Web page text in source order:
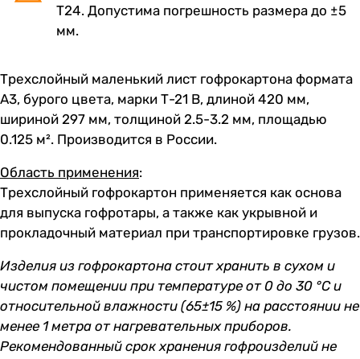
Т24. Допустима погрешность размера до ±5
мм.
Трехслойный маленький лист гофрокартона формата
А3, бурого цвета, марки Т-21 В, длиной 420 мм,
шириной 297 мм, толщиной 2.5-3.2 мм, площадью
0.125 м². Производится в России.
Область применения:
Трехслойный гофрокартон применяется как основа
для выпуска гофротары, а также как укрывной и
прокладочный материал при транспортировке грузов.
Изделия из гофрокартона стоит хранить в сухом и
чистом помещении при температуре от 0 до 30 °C и
относительной влажности (65±15 %) на расстоянии не
менее 1 метра от нагревательных приборов.
Рекомендованный срок хранения гофроизделий не